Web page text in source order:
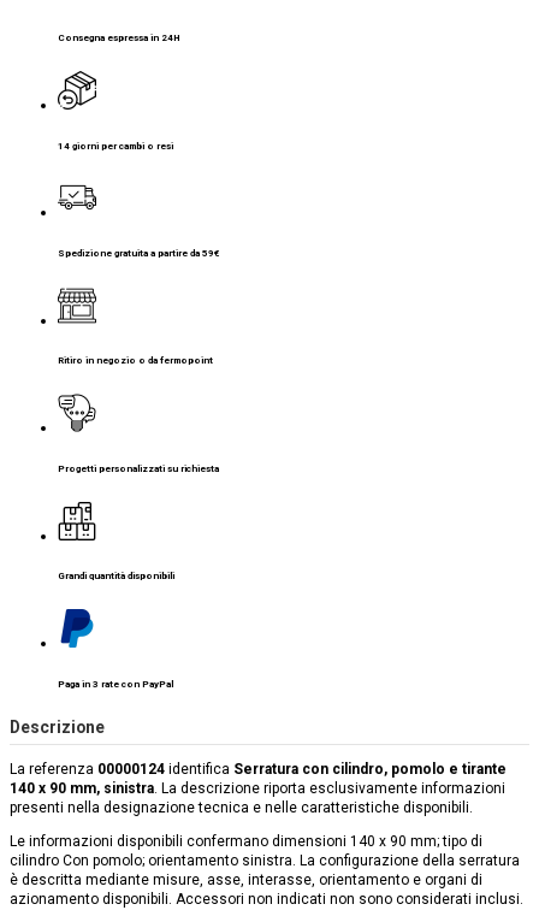
Consegna espressa in 24H
14 giorni per cambi o resi
Spedizione gratuita a partire da 59€
Ritiro in negozio o da fermopoint
Progetti personalizzati su richiesta
Grandi quantità disponibili
Paga in 3 rate con PayPal
Descrizione
La referenza 00000124 identifica Serratura con cilindro, pomolo e tirante
140 x 90 mm, sinistra. La descrizione riporta esclusivamente informazioni
presenti nella designazione tecnica e nelle caratteristiche disponibili.
Le informazioni disponibili confermano dimensioni 140 x 90 mm; tipo di
cilindro Con pomolo; orientamento sinistra. La configurazione della serratura
è descritta mediante misure, asse, interasse, orientamento e organi di
azionamento disponibili. Accessori non indicati non sono considerati inclusi.